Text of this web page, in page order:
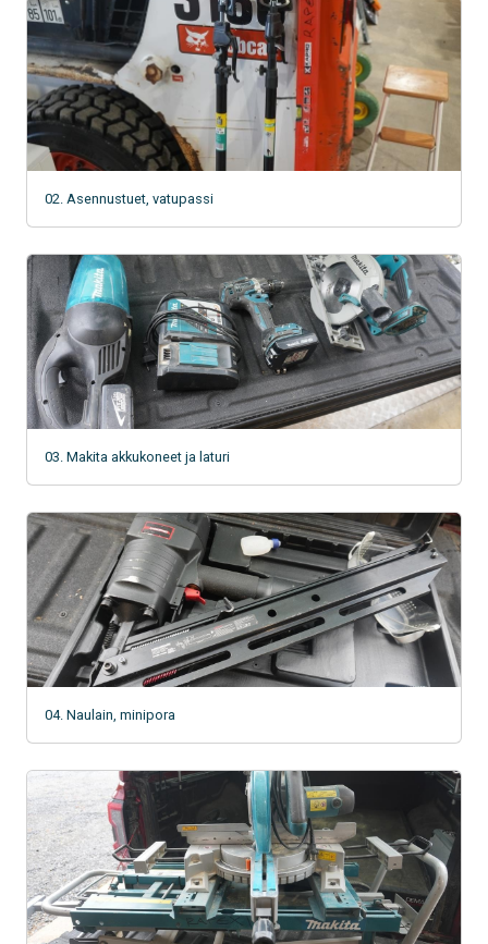
02. Asennustuet, vatupassi
03. Makita akkukoneet ja laturi
04. Naulain, minipora